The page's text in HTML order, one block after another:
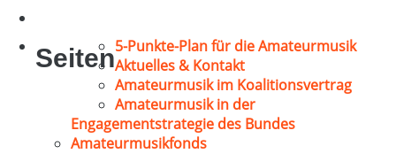
Seiten5-Punkte-Plan für die Amateurmusik
Aktuelles & Kontakt
Amateurmusik im Koalitionsvertrag
Amateurmusik in der
Engagementstrategie des Bundes
Amateurmusikfonds